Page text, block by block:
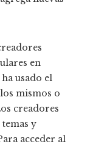
en
usado el
mismos o
creadores
y
acceder al